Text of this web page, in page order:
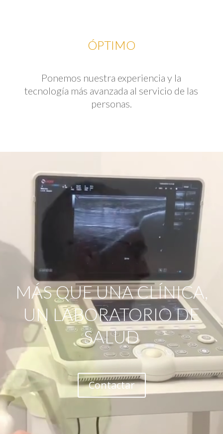
ÓPTIMO
Ponemos nuestra experiencia y la
tecnología más avanzada al servicio de las
personas.
MÁS QUE UNA CLÍNICA,
UN LABORATORIO DE
SALUD
Contactar